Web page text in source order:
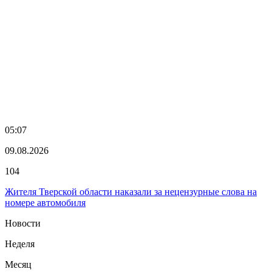
05:07
09.08.2026
104
Жителя Тверской области наказали за нецензурные слова на
номере автомобиля
Новости
Неделя
Месяц